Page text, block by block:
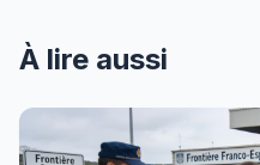
À lire aussi